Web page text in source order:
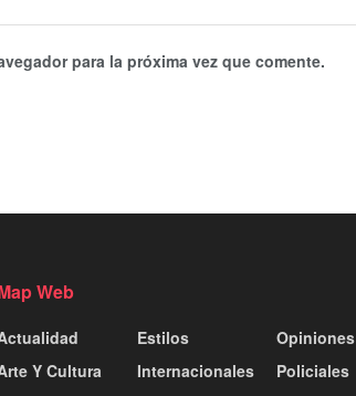
para la próxima vez que comente.
Web
Y Cultura
Estilos
Internacionales
Opiniones
Policiales